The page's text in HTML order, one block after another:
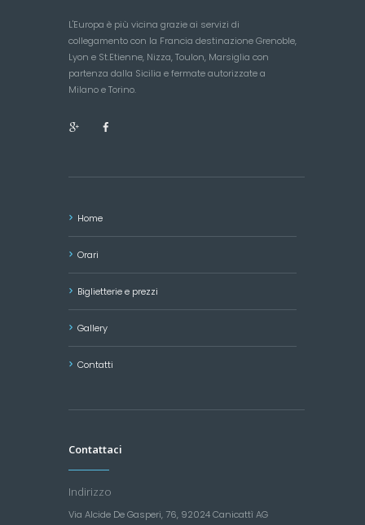
L'Europa è più vicina grazie ai servizi di
collegamento con la Francia destinazione Grenoble,
Lyon e St.Etienne, Nizza, Toulon, Marsiglia con
partenza dalla Sicilia e fermate autorizzate a
Milano e Torino.
Home
Orari
Biglietterie e prezzi
Gallery
Contatti
Contattaci
Indirizzo
Via Alcide De Gasperi, 76, 92024 Canicattì AG